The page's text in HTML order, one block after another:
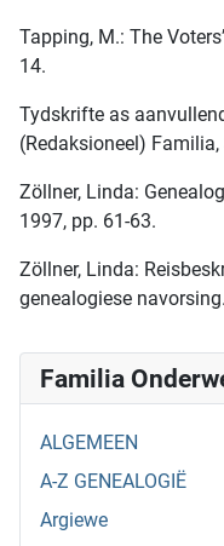
Familia
ALGEMEEN
A-Z GENEALOGIË
Argiewe
Tapping, M.: The
14.
Tydskrifte as
(Redaksioneel)
Zöllner, Linda:
1997, pp. 61-63.
Zöllner, Linda:
genealogiese